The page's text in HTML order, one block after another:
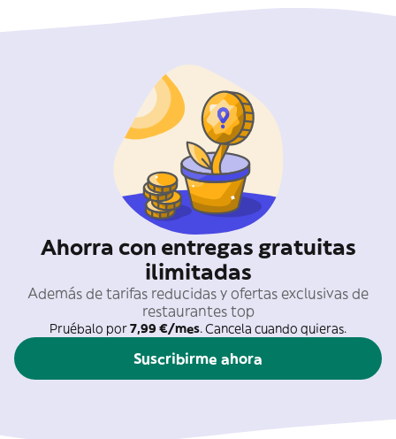
Ahorra con entregas gratuitas
ilimitadas
Además de tarifas reducidas y ofertas exclusivas de
restaurantes top
Pruébalo por7,99 €/mes. Cancela cuando quieras.
Suscribirme ahora